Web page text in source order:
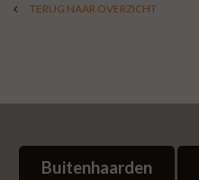
TERUG NAAR OVERZICHT
Buitenhaarden